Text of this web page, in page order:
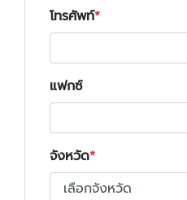
โทรศัพท์
แฟกซ์
จังหวัด